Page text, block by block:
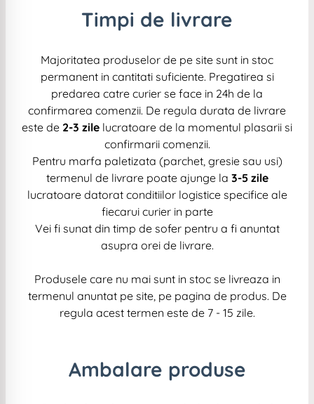
Timpi de livrare
Majoritatea produselor de pe site sunt in stoc
permanent in cantitati suficiente. Pregatirea si
predarea catre curier se face in 24h de la
confirmarea comenzii. De regula durata de livrare
este de 2-3 zile lucratoare de la momentul plasarii si
confirmarii comenzii.
Pentru marfa paletizata (parchet, gresie sau usi)
termenul de livrare poate ajunge la 3-5 zile
lucratoare datorat conditiilor logistice specifice ale
fiecarui curier in parte
Vei fi sunat din timp de sofer pentru a fi anuntat
asupra orei de livrare.
Produsele care nu mai sunt in stoc se livreaza in
termenul anuntat pe site, pe pagina de produs. De
regula acest termen este de 7 - 15 zile.
Ambalare produse